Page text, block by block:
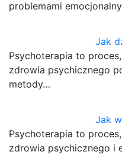
problemami
Jak
Psychoterapia to
zdrowia psychicznego
metody…
Jak
Psychoterapia to
zdrowia psychicznego i